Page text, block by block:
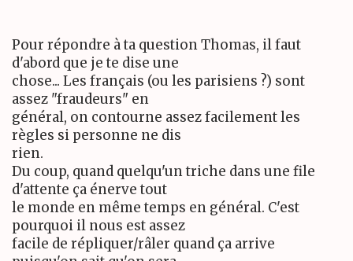
Pour répondre à ta question Thomas, il faut
d'abord que je te dise une
chose... Les français (ou les parisiens ?) sont
assez "fraudeurs" en
général, on contourne assez facilement les
règles si personne ne dis
rien.
Du coup, quand quelqu'un triche dans une file
d'attente ça énerve tout
le monde en même temps en général. C'est
pourquoi il nous est assez
facile de répliquer/râler quand ça arrive